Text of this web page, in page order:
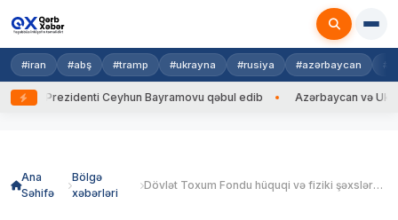
#iran #abş #tramp #ukrayna #rusiya #azərbaycan
Prezidenti Ceyhun Bayramovu qəbul edib Azərbaycan və
Ana
Səhifə
Bölgə
xəbərləri
Dövlət Toxum Fondu hüquqi və fiziki şəxslərə müraciət edib